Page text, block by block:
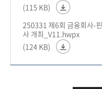
(115 KB)
250331 제6회 금융회사-
사 개최_V11.hwpx
(124 KB)